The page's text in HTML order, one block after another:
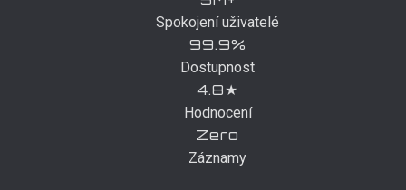
Spokojení uživatelé
99.9%
Dostupnost
4.8★
Hodnocení
Zero
Záznamy